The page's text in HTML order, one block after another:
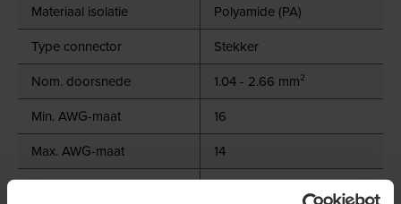
Materiaal isolatie
Polyamide (PA)
Type connector
Stekker
Nom. doorsnede
1.04 - 2.66 mm²
Min. AWG-maat
16
Max. AWG-maat
14
AWG-bereik
16 - 14